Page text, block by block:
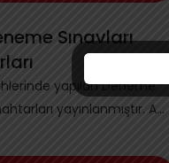
Sınavları
yapılan Deneme
yayınlanmıştır. A...